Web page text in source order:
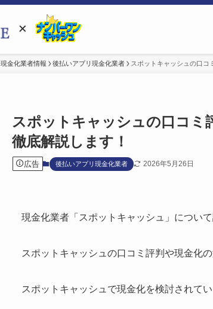
現金化業者情報 後払いアプリ現金化業者 スポットキャッシュの口コ
スポットキャッシュの口コミ
徹底解説します！
広告 後払いアプリ現金化業者 2026年5月26日
現金化業者「スポットキャッシュ」につい
スポットキャッシュの口コミ評判や現金化
スポットキャッシュで現金化を検討されて